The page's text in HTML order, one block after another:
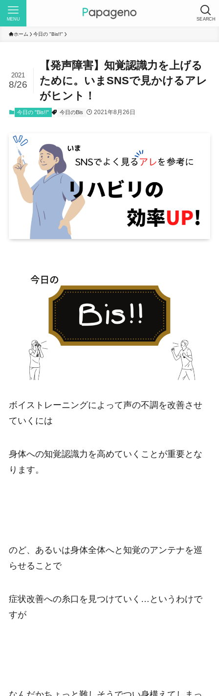
SEARCH
MENU
ホーム 今日の "Bis!!"
【発声障害】知覚認識力を上げる
ために。いまSNSで見かけるアレ
がヒント！
2021
8/26
今日の "Bis!!" 今日のBis 2021年8月26日
ボイストレーニングによって声の不調を改善させ
ていくには
身体への知覚認識力を高めていくことが重要とな
ります。
のど、あるいは身体全体へと知覚のアンテナを巡
らせることで
症状改善への糸口を見つけていく…というわけで
すが